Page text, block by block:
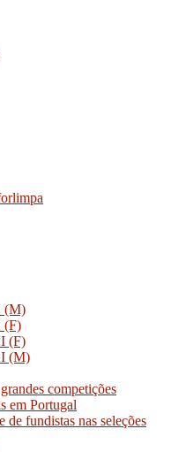
(M)
(F)
(F)
(M)
competições
em Portugal
de fundistas nas seleções